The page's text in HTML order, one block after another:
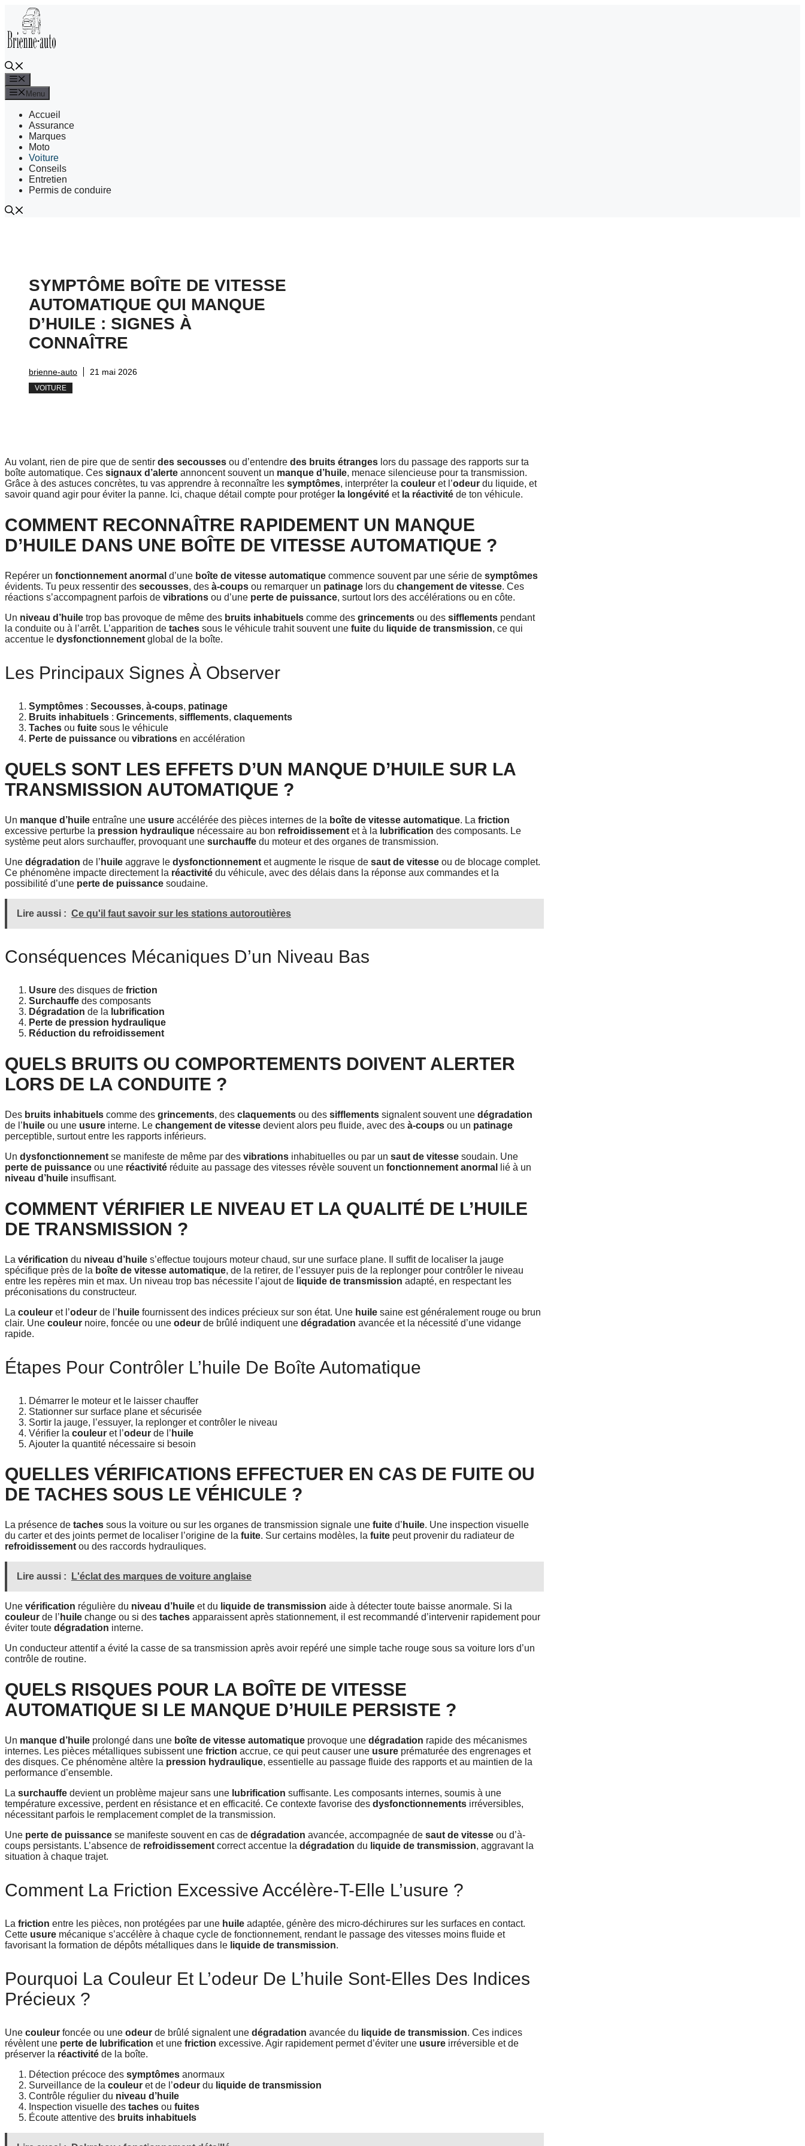
contenu
Menu
Accueil
Assurance
Marques
Moto
Voiture
Conseils
Entretien
Permis de conduire
SYMPTÔME BOÎTE DE VITESSE
AUTOMATIQUE QUI MANQUE
D’HUILE : SIGNES À
CONNAÎTRE
brienne-auto 21 mai 2026
VOITURE
Au volant, rien de pire que de sentir des secousses ou d’entendre des bruits étranges lors du passage des rapports sur ta
boîte automatique. Ces signaux d’alerte annoncent souvent un manque d’huile, menace silencieuse pour ta transmission.
Grâce à des astuces concrètes, tu vas apprendre à reconnaître les symptômes, interpréter la couleur et l’odeur du liquide, et
savoir quand agir pour éviter la panne. Ici, chaque détail compte pour protéger la longévité et la réactivité de ton véhicule.
COMMENT RECONNAÎTRE RAPIDEMENT UN MANQUE
D’HUILE DANS UNE BOÎTE DE VITESSE AUTOMATIQUE ?
Repérer un fonctionnement anormal d’une boîte de vitesse automatique commence souvent par une série de symptômes
évidents. Tu peux ressentir des secousses, des à-coups ou remarquer un patinage lors du changement de vitesse. Ces
réactions s’accompagnent parfois de vibrations ou d’une perte de puissance, surtout lors des accélérations ou en côte.
Un niveau d’huile trop bas provoque de même des bruits inhabituels comme des grincements ou des sifflements pendant
la conduite ou à l’arrêt. L’apparition de taches sous le véhicule trahit souvent une fuite du liquide de transmission, ce qui
accentue le dysfonctionnement global de la boîte.
Les Principaux Signes À Observer
Symptômes : Secousses, à-coups, patinage
Bruits inhabituels : Grincements, sifflements, claquements
Taches ou fuite sous le véhicule
Perte de puissance ou vibrations en accélération
QUELS SONT LES EFFETS D’UN MANQUE D’HUILE SUR LA
TRANSMISSION AUTOMATIQUE ?
Un manque d’huile entraîne une usure accélérée des pièces internes de la boîte de vitesse automatique. La friction
excessive perturbe la pression hydraulique nécessaire au bon refroidissement et à la lubrification des composants. Le
système peut alors surchauffer, provoquant une surchauffe du moteur et des organes de transmission.
Une dégradation de l’ huile aggrave le dysfonctionnement et augmente le risque de saut de vitesse ou de blocage complet.
Ce phénomène impacte directement la réactivité du véhicule, avec des délais dans la réponse aux commandes et la
possibilité d’une perte de puissance soudaine.
Lire aussi : Ce qu'il faut savoir sur les stations autoroutières
Conséquences Mécaniques D’un Niveau Bas
Usure des disques de friction
Surchauffe des composants
Dégradation de la lubrification
Perte de pression hydraulique
Réduction du refroidissement
QUELS BRUITS OU COMPORTEMENTS DOIVENT ALERTER
LORS DE LA CONDUITE ?
Des bruits inhabituels comme des grincements, des claquements ou des sifflements signalent souvent une dégradation
de l’ huile ou une usure interne. Le changement de vitesse devient alors peu fluide, avec des à-coups ou un patinage
perceptible, surtout entre les rapports inférieurs.
Un dysfonctionnement se manifeste de même par des vibrations inhabituelles ou par un saut de vitesse soudain. Une
perte de puissance ou une réactivité réduite au passage des vitesses révèle souvent un fonctionnement anormal
lié à un
niveau d’huile insuffisant.
COMMENT VÉRIFIER LE NIVEAU ET LA QUALITÉ DE L’HUILE
DE TRANSMISSION ?
La vérification du niveau d’huile s’effectue toujours moteur chaud, sur une surface plane. Il suffit de localiser la jauge
spécifique près de la boîte de vitesse automatique, de la retirer, de l’essuyer puis de la replonger pour contrôler le niveau
entre les repères min et max. Un niveau trop bas nécessite l’ajout de liquide de transmission adapté, en respectant les
préconisations du constructeur.
La couleur et l’odeur de l’ huile fournissent des indices précieux sur son état. Une huile saine est généralement rouge ou brun
clair. Une couleur noire, foncée ou une odeur de brûlé indiquent une dégradation avancée et la nécessité d’une vidange
rapide.
Étapes Pour Contrôler L’huile De Boîte Automatique
Démarrer le moteur et le laisser chauffer
Stationner sur surface plane et sécurisée
Sortir la jauge, l’essuyer, la replonger et contrôler le niveau
Vérifier la couleur et l’odeur de l’ huile
Ajouter la quantité nécessaire si besoin
QUELLES VÉRIFICATIONS EFFECTUER EN CAS DE FUITE OU
DE TACHES SOUS LE VÉHICULE ?
La présence de taches sous la voiture ou sur les organes de transmission signale une fuite d’ huile. Une inspection visuelle
du carter et des joints permet de localiser l’origine de la fuite. Sur certains modèles, la fuite peut provenir du radiateur de
refroidissement ou des raccords hydrauliques.
Lire aussi : L'éclat des marques de voiture anglaise
Une vérification régulière du niveau d’huile et du liquide de transmission aide à détecter toute baisse anormale. Si la
couleur de l’ huile change ou si des taches apparaissent après stationnement, il est recommandé d’intervenir rapidement pour
éviter toute dégradation interne.
Un conducteur attentif a évité la casse de sa transmission après avoir repéré une simple tache rouge sous sa voiture lors d’un
contrôle de routine.
QUELS RISQUES POUR LA BOÎTE DE VITESSE
AUTOMATIQUE SI LE MANQUE D’HUILE PERSISTE ?
Un manque d’huile prolongé dans une boîte de vitesse automatique provoque une dégradation rapide des mécanismes
internes. Les pièces métalliques subissent une friction accrue, ce qui peut causer une usure prématurée des engrenages et
des disques. Ce phénomène altère la pression hydraulique, essentielle au passage fluide des rapports et au maintien de la
performance d’ensemble.
La surchauffe devient un problème majeur sans une lubrification suffisante. Les composants internes, soumis à une
température excessive, perdent en résistance et en efficacité. Ce contexte favorise des dysfonctionnements irréversibles,
nécessitant parfois le remplacement complet de la transmission.
Une perte de puissance se manifeste souvent en cas de dégradation avancée, accompagnée de saut de vitesse ou d’à-
coups persistants. L’absence de refroidissement correct accentue la dégradation du liquide de transmission, aggravant la
situation à chaque trajet.
Comment La Friction Excessive Accélère-T-Elle L’usure ?
La friction entre les pièces, non protégées par une huile adaptée, génère des micro-déchirures sur les surfaces en contact.
Cette usure mécanique s’accélère à chaque cycle de fonctionnement, rendant le passage des vitesses moins fluide et
favorisant la formation de dépôts métalliques dans le liquide de transmission.
Pourquoi La Couleur Et L’odeur De L’huile Sont-Elles Des Indices
Précieux ?
Une couleur foncée ou une odeur de brûlé signalent une dégradation avancée du liquide de transmission. Ces indices
révèlent une perte de lubrification et une friction excessive. Agir rapidement permet d’éviter une usure irréversible et de
préserver la réactivité de la boîte.
Détection précoce des symptômes anormaux
Surveillance de la couleur et de l’odeur du liquide de transmission
Contrôle régulier du niveau d’huile
Inspection visuelle des taches ou fuites
Écoute attentive des bruits inhabituels